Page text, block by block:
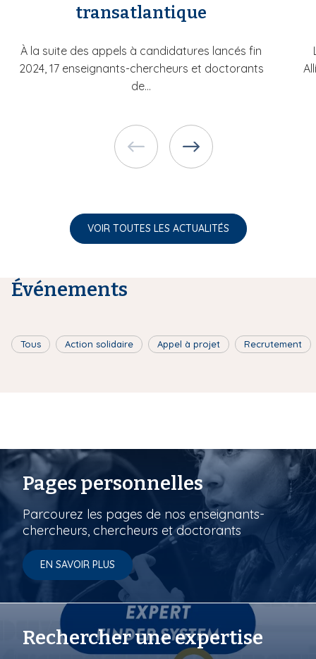
transatlantique
À la suite des appels à candidatures lancés fin
2024, 17 enseignants-chercheurs et doctorants
de...
VOIR TOUTES LES ACTUALITÉS
Événements
Tous Action solidaire Appel à projet Recrutement
Pages personnelles
Parcourez les pages de nos enseignants-
chercheurs, chercheurs et doctorants
EN SAVOIR PLUS
Rechercher une expertise